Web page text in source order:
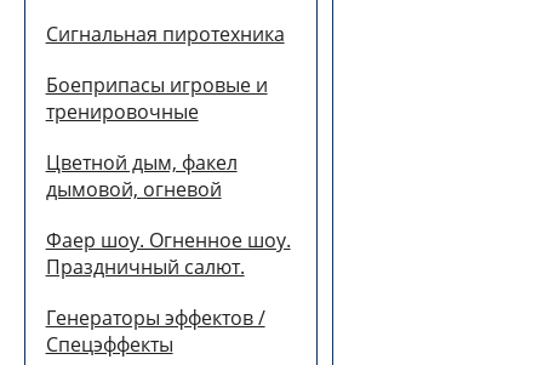
Сигнальная пиротехника
Боеприпасы игровые и
тренировочные
Цветной дым, факел
дымовой, огневой
Фаер шоу. Огненное шоу.
Праздничный салют.
Генераторы эффектов /
Спецэффекты